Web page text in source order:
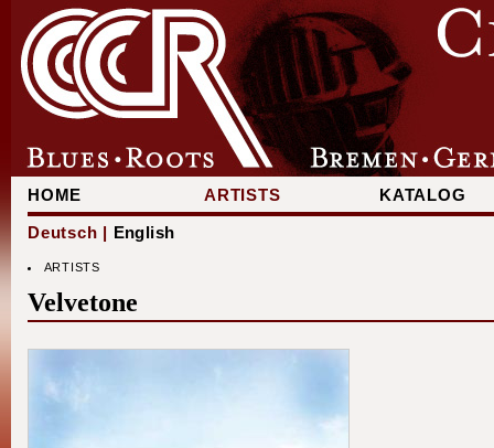
HOME ARTISTS
KATALOG
Deutsch | English
ARTISTS
Velvetone